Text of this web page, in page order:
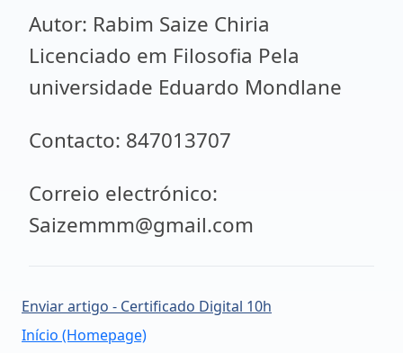
Autor: Rabim Saize Chiria
Licenciado em Filosofia Pela
universidade Eduardo Mondlane
Contacto: 847013707
Correio electrónico:
Saizemmm@gmail.com
Enviar artigo - Certificado Digital 10h
Início (Homepage)